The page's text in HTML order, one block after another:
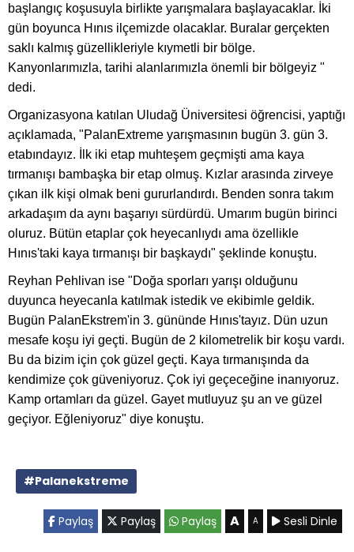
başlangıç koşusuyla birlikte yarışmalara başlayacaklar. İki
gün boyunca Hınıs ilçemizde olacaklar. Buralar gerçekten
saklı kalmış güzellikleriyle kıymetli bir bölge.
Kanyonlarımızla, tarihi alanlarımızla önemli bir bölgeyiz "
dedi.
Organizasyona katılan Uludağ Üniversitesi öğrencisi, yaptığı
açıklamada, "PalanExtreme yarışmasının bugün 3. gün 3.
etabındayız. İlk iki etap muhteşem geçmişti ama kaya
tırmanışı bambaşka bir etap olmuş. Kızlar arasında zirveye
çıkan ilk kişi olmak beni gururlandırdı. Benden sonra takım
arkadaşım da aynı başarıyı sürdürdü. Umarım bugün birinci
oluruz. Bütün etaplar çok heyecanlıydı ama özellikle
Hınıs'taki kaya tırmanışı bir başkaydı" şeklinde konuştu.
Reyhan Pehlivan ise "Doğa sporları yarışı olduğunu
duyunca heyecanla katılmak istedik ve ekibimle geldik.
Bugün PalanEkstrem'in 3. gününde Hınıs'tayız. Dün uzun
mesafe koşu iyi geçti. Bugün de 2 kilometrelik bir koşu vardı.
Bu da bizim için çok güzel geçti. Kaya tırmanışında da
kendimize çok güveniyoruz. Çok iyi geçeceğine inanıyoruz.
Kamp ortamları da güzel. Gayet mutluyuz şu an ve güzel
geçiyor. Eğleniyoruz" diye konuştu.
#Palanekstreme
Paylaş Paylaş Paylaş A A Sesli Dinle